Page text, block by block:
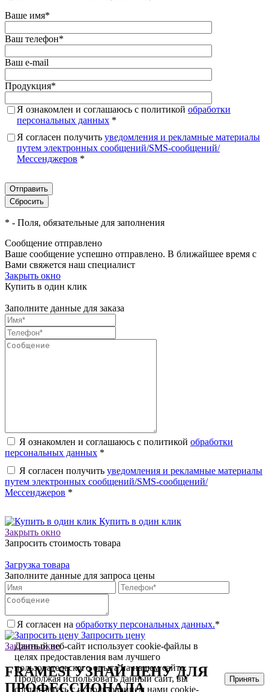
Ваше имя*
Ваш телефон*
Ваш e-mail
Продукция*
Я ознакомлен и соглашаюсь с политикой обработки
персональных данных *
Я согласен получить уведомления и рекламные материалы
путем электронных сообщений/SMS-сообщений/
Мессенджеров *
* - Поля, обязательные для заполнения
Сообщение отправлено
Ваше сообщение успешно отправлено. В ближайшее время с
Вами свяжется наш специалист
Закрыть окно
Купить в один клик
Заполните данные для заказа
Я ознакомлен и соглашаюсь с политикой обработки
персональных данных *
Я согласен получить уведомления и рекламные материалы
путем электронных сообщений/SMS-сообщений/
Мессенджеров *
Купить в один клик
Закрыть окно
Запросить стоимость товара
Загрузка товара
Заполните данные для запроса цены
Я согласен на обработку персональных данных.*
Запросить цену
Закрыть окно
FRAMESI УЗНАЙ ЦЕНУ ДЛЯ
ПРОФЕССИОНАЛА
Данный веб-сайт использует cookie-файлы в
целях предоставления вам лучшего
пользовательского опыта на нашем сайте.
Продолжая использовать данный сайт, вы
соглашаетесь с использованием нами cookie-
Принять